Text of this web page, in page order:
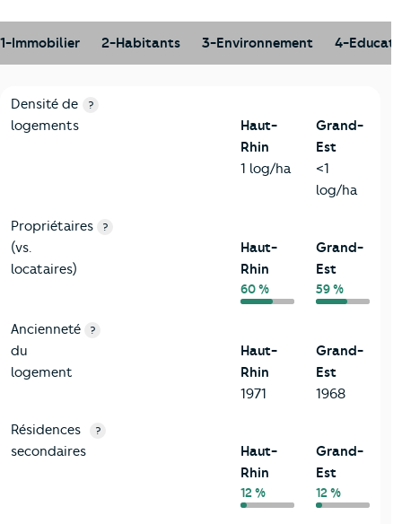
1-Immobilier 2-Habitants 3-Environnement 4-
1-Immobilier
Critères Haut-Rhin
Densité de
logements
?
Haut-
Rhin
1 log/ha
Grand-
Est
<1
log/ha
Propriétaires
(vs.
locataires)
?
Haut-
Rhin
60 %
Grand-
Est
59 %
Ancienneté
du
logement
?
Haut-
Rhin
1971
Grand-
Est
1968
Résidences
secondaires
?
Haut-
Rhin
12 %
Grand-
Est
12 %